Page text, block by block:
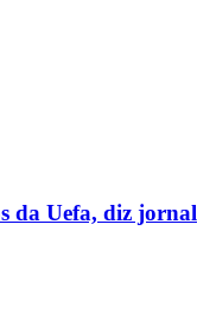
da Uefa, diz jornal